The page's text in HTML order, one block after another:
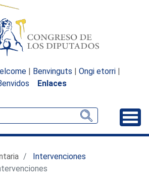
| Benvinguts | Ongi etorri |
Enlaces
Intervenciones